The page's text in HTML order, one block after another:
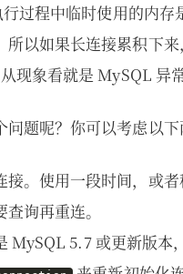
过程中临时使用的内
所以如果长连接累积下
现象看就是 MySQL 异
题呢？你可以考虑以下
接。使用一段时间，或
询再重连。
MySQL 5.7 或更新版本